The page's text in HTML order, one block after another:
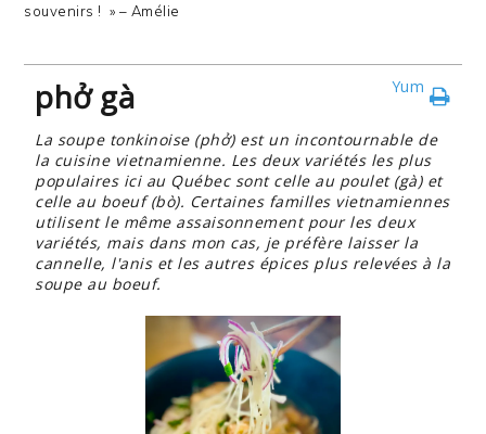
souvenirs ! » – Amélie
phở gà Yum
La soupe tonkinoise (phở) est un incontournable de
la cuisine vietnamienne. Les deux variétés les plus
populaires ici au Québec sont celle au poulet (gà) et
celle au boeuf (bò). Certaines familles vietnamiennes
utilisent le même assaisonnement pour les deux
variétés, mais dans mon cas, je préfère laisser la
cannelle, l'anis et les autres épices plus relevées à la
soupe au boeuf.